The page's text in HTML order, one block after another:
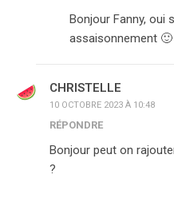
Bonjour Fanny, oui
assaisonnement 🙂
CHRISTELLE
10 OCTOBRE 2023 À 10:48
RÉPONDRE
Bonjour peut on
?